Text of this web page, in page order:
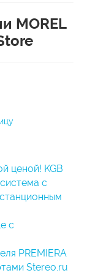
MOREL
ценой! KGB
с
с
PREMIERA
Stereo.ru